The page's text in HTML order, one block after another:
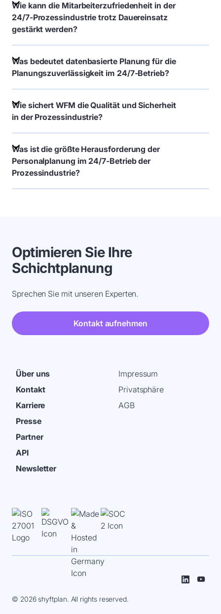
Wie kann die Mitarbeiterzufriedenheit in der
24/7-Prozessindustrie trotz Dauereinsatz
gestärkt werden?
Was bedeutet datenbasierte Planung für die
Planungszuverlässigkeit im 24/7-Betrieb?
Wie sichert WFM die Qualität und Sicherheit
in der Prozessindustrie?
Was ist die größte Herausforderung der
Personalplanung im 24/7-Betrieb der
Prozessindustrie?
© 2026 shyftplan. All rights reserved.
Kontakt aufnehmen
Über uns
Kontakt
Karriere
Presse
Partner
API
Newsletter
Optimieren Sie Ihre
Schichtplanung
Sprechen Sie mit unseren Experten.
Impressum
Privatsphäre
AGB